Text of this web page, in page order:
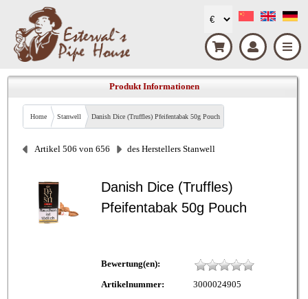
Produkt Informationen
Home Stanwell Danish Dice (Truffles) Pfeifentabak 50g Pouch
Artikel 506 von 656 des Herstellers Stanwell
Danish Dice (Truffles)
Pfeifentabak 50g Pouch
Bewertung(en):
Artikelnummer:
3000024905